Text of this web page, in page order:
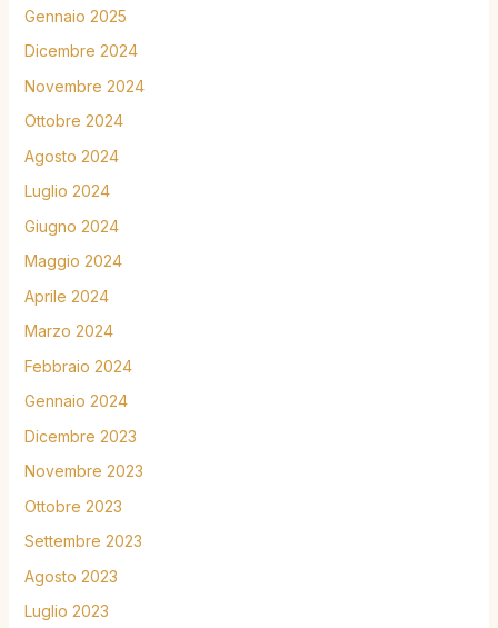
Gennaio 2025
Dicembre 2024
Novembre 2024
Ottobre 2024
Agosto 2024
Luglio 2024
Giugno 2024
Maggio 2024
Aprile 2024
Marzo 2024
Febbraio 2024
Gennaio 2024
Dicembre 2023
Novembre 2023
Ottobre 2023
Settembre 2023
Agosto 2023
Luglio 2023